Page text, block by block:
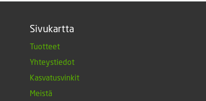
Sivukartta
Tuotteet
Yhteystiedot
Kasvatusvinkit
Meistä